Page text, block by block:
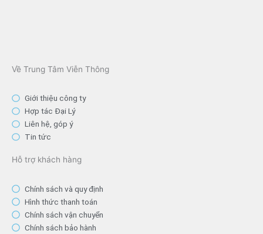
Về Trung Tâm Viễn Thông
Giới thiệu công ty
Hợp tác Đại Lý
Liên hệ, góp ý
Tin tức
Hỗ trợ khách hàng
Chính sách và quy định
Hình thức thanh toán
Chính sách vận chuyển
Chính sách bảo hành